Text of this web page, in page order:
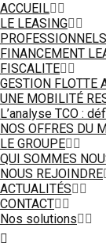
ACCUEIL
LE LEASING
PROFESSIONNELS
FINANCEMENT
FISCALITE
GESTION FLOTTE
UNE MOBILITÉ
L’analyse TCO :
NOS OFFRES DU
LE GROUPE
QUI SOMMES
NOUS REJOINDRE
ACTUALITÉS
CONTACT
Nos solutions